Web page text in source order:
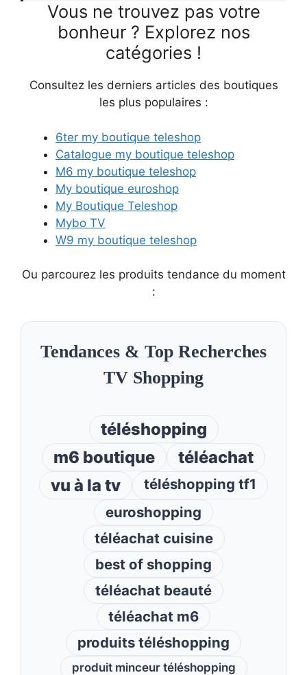
Vous ne trouvez pas votre
bonheur ? Explorez nos
catégories !
Consultez les derniers articles des boutiques
les plus populaires :
6ter my boutique teleshop
Catalogue my boutique teleshop
M6 my boutique teleshop
My boutique euroshop
My Boutique Teleshop
Mybo TV
W9 my boutique teleshop
Ou parcourez les produits tendance du moment
:
Tendances & Top Recherches
TV Shopping
téléshopping
m6 boutique
téléachat
vu à la tv
téléshopping tf1
euroshopping
téléachat cuisine
best of shopping
téléachat beauté
téléachat m6
produits téléshopping
produit minceur téléshopping